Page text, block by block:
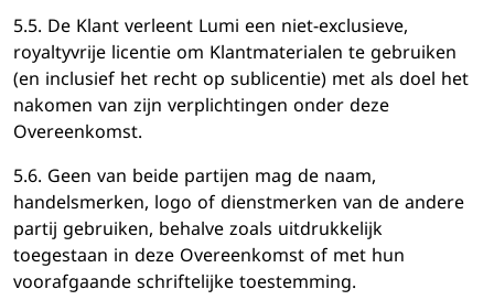
5.5. De Klant verleent Lumi een niet-exclusieve,
royaltyvrije licentie om Klantmaterialen te gebruiken
(en inclusief het recht op sublicentie) met als doel het
nakomen van zijn verplichtingen onder deze
Overeenkomst.
5.6. Geen van beide partijen mag de naam,
handelsmerken, logo of dienstmerken van de andere
partij gebruiken, behalve zoals uitdrukkelijk
toegestaan ​​in deze Overeenkomst of met hun
voorafgaande schriftelijke toestemming.